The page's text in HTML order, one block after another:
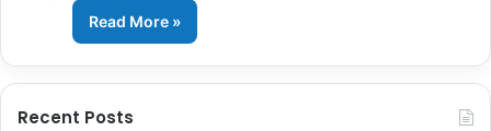
Read More »
Recent Posts